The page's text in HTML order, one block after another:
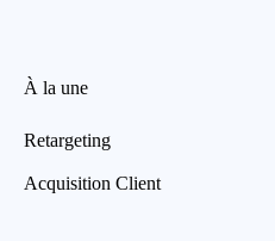
À la une
Retargeting
Acquisition Client